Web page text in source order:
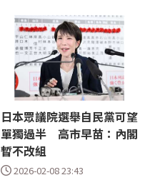
日本眾議院選舉自民黨可望
單獨過半 高市早苗：內閣
暫不改組
2026-02-08 23:43